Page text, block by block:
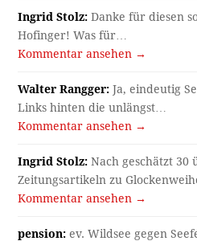
Ingrid Stolz: Danke für diesen
Hofinger! Was für…
Kommentar ansehen →
Walter Rangger: Ja, eindeutig
Links hinten die unlängst…
Kommentar ansehen →
Ingrid Stolz: Nach geschätzt 30
Zeitungsartikeln zu
Kommentar ansehen →
pension: ev. Wildsee gegen